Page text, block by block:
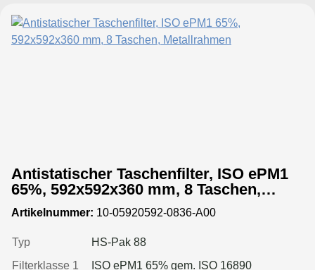
Antistatischer Taschenfilter, ISO ePM1
65%, 592x592x360 mm, 8 Taschen,
Metallrahmen
Artikelnummer: 10-05920592-0836-A00
Typ
HS-Pak 88
Filterklasse 1
ISO ePM1 65% gem. ISO 16890